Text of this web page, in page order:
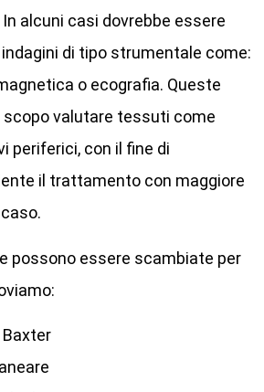
alcuni casi dovrebbe essere
di tipo strumentale come:
o ecografia. Queste
scopo valutare tessuti come
periferici, con il fine di
il trattamento con maggiore
possono essere scambiate per